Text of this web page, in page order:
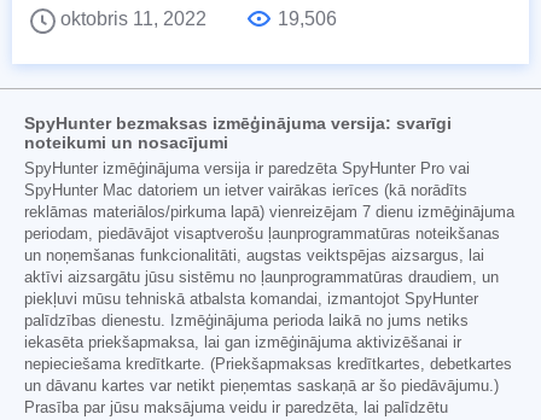
oktobris 11, 2022
19,506
SpyHunter bezmaksas izmēģinājuma versija: svarīgi
noteikumi un nosacījumi
SpyHunter izmēģinājuma versija ir paredzēta SpyHunter Pro vai
SpyHunter Mac datoriem un ietver vairākas ierīces (kā norādīts
reklāmas materiālos/pirkuma lapā) vienreizējam 7 dienu izmēģinājuma
periodam, piedāvājot visaptverošu ļaunprogrammatūras noteikšanas
un noņemšanas funkcionalitāti, augstas veiktspējas aizsargus, lai
aktīvi aizsargātu jūsu sistēmu no ļaunprogrammatūras draudiem, un
piekļuvi mūsu tehniskā atbalsta komandai, izmantojot SpyHunter
palīdzības dienestu. Izmēģinājuma perioda laikā no jums netiks
iekasēta priekšapmaksa, lai gan izmēģinājuma aktivizēšanai ir
nepieciešama kredītkarte. (Priekšapmaksas kredītkartes, debetkartes
un dāvanu kartes var netikt pieņemtas saskaņā ar šo piedāvājumu.)
Prasība par jūsu maksājuma veidu ir paredzēta, lai palīdzētu